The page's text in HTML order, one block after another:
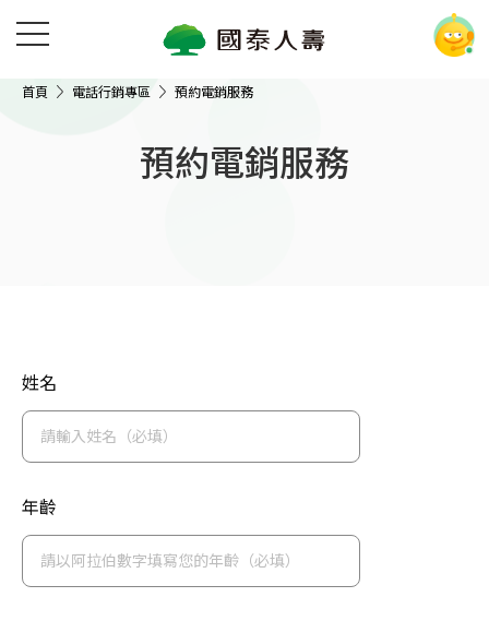
首頁 電話行銷專區 預約電銷服務
預約電銷服務
姓名
年齡